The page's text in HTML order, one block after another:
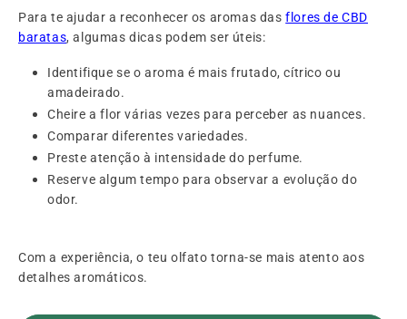
Para te ajudar a reconhecer os aromas dasflores de CBD
baratas, algumas dicas podem ser úteis:
Identifique se o aroma é mais frutado, cítrico ou
amadeirado.
Cheire a flor várias vezes para perceber as nuances.
Comparar diferentes variedades.
Preste atenção à intensidade do perfume.
Reserve algum tempo para observar a evolução do
odor.
Com a experiência, o teu olfato torna-se mais atento aos
detalhes aromáticos.